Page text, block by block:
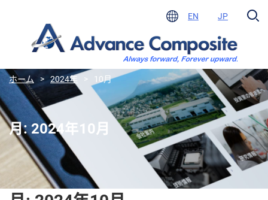
EN JP
ホーム > 2024年 > 10月
月:2024年10月